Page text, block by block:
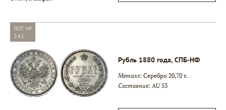
ЛОТ №
242
Рубль 1880 года, СПБ-НФ
Металл: Серебро 20,70 г.
Состояние: AU 53